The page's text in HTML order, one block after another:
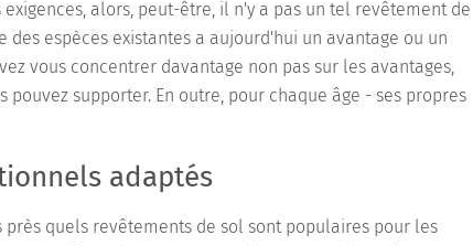
exigences, alors, peut-être, il n'y a pas un tel revêtement de
des espèces existantes a aujourd'hui un avantage ou un
vous concentrer davantage non pas sur les avantages,
pouvez supporter. En outre, pour chaque âge - ses propres
adaptés
près quels revêtements de sol sont populaires pour les